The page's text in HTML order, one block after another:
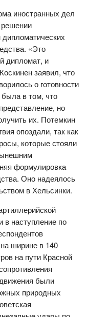
иностранных дел
дипломатических
«Это
дипломат, и
заявил, что
о готовности
в том, что
но
их. Потемкин
опоздали, так как
которые стояли
формулировка
Оно надеялось
в Хельсинки.
в наступление по
ширине в 140
на пути Красной
были
природных